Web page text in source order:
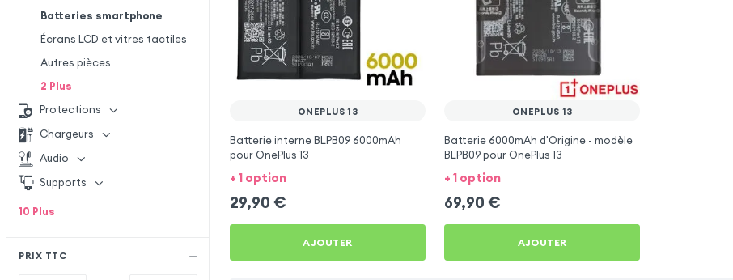
Batteries smartphone
Écrans LCD et vitres tactiles
Autres pièces
2 Plus
Protections
Chargeurs
Audio
Supports
10 Plus
PRIX TTC
ONEPLUS 13
Batterie interne BLPB09 6000mAh
pour OnePlus 13
+ 1 option
29,90 €
AJOUTER
ONEPLUS 13
Batterie 6000mAh d'Origine - modèle
BLPB09 pour OnePlus 13
+ 1 option
69,90 €
AJOUTER